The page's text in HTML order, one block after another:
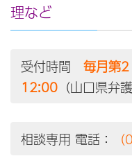
理など
受付時間 毎月第
12:00 （山口県弁
相談専用 電話：